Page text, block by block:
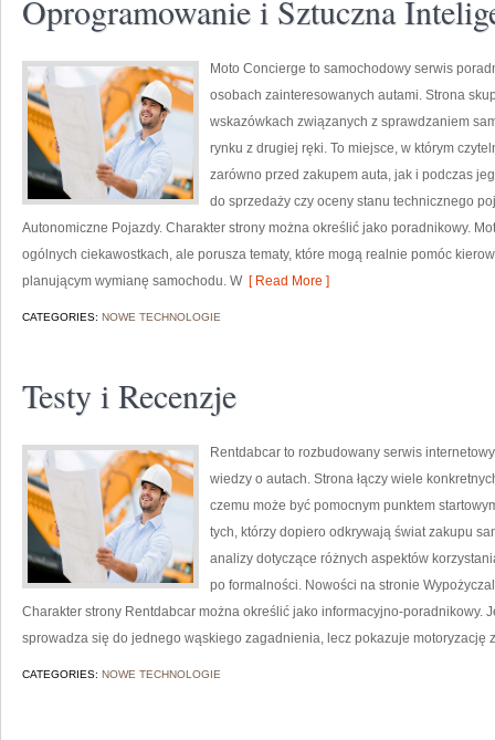
Oprogramowanie i Sztuczna
Moto Concierge to samochodowy serwis
osobach zainteresowanych autami. Strona
wskazówkach związanych z sprawdzaniem
rynku z drugiej ręki. To miejsce, w którym
zarówno przed zakupem auta, jak i podczas
do sprzedaży czy oceny stanu technicznego
Autonomiczne Pojazdy. Charakter strony można określić jako poradnikowy.
ogólnych ciekawostkach, ale porusza tematy, które mogą realnie pomóc
planującym wymianę samochodu. W [ Read More ]
CATEGORIES: NOWE TECHNOLOGIE
Testy i Recenzje
Rentdabcar to rozbudowany serwis
wiedzy o autach. Strona łączy wiele
czemu może być pomocnym punktem
tych, którzy dopiero odkrywają świat zakupu
analizy dotyczące różnych aspektów
po formalności. Nowości na stronie
Charakter strony Rentdabcar można określić jako informacyjno-poradnikowy.
sprowadza się do jednego wąskiego zagadnienia, lecz pokazuje motoryzację
CATEGORIES: NOWE TECHNOLOGIE